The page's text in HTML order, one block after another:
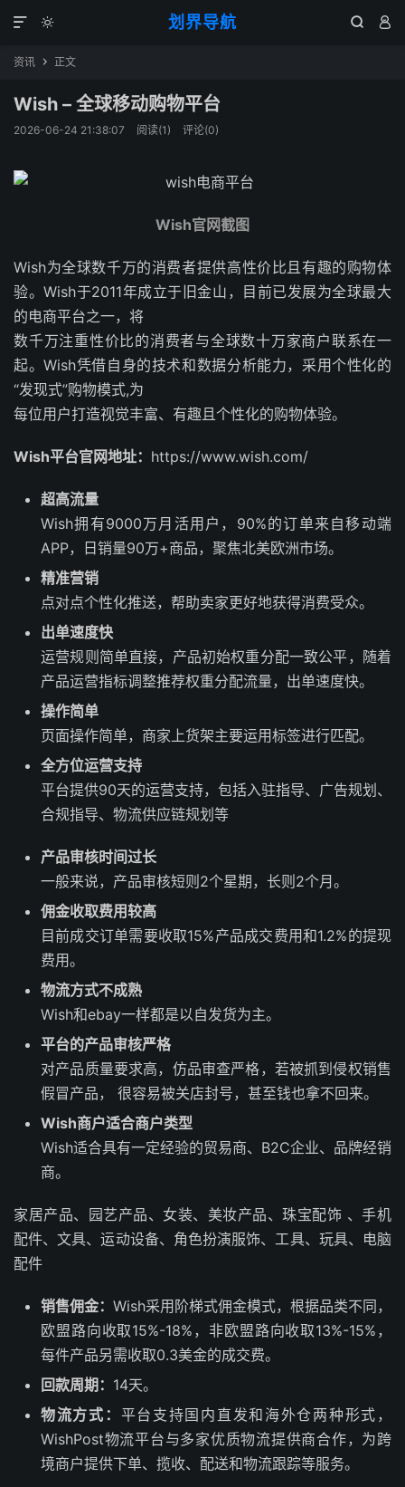
划界导航
  

资讯  正文
Wish – 全球移动购物平台
2026-06-24 21:38:07 阅读(1) 评论(0)
Wish官网截图
Wish为全球数千万的消费者提供高性价比且有趣的购物体
验。Wish于2011年成立于旧金山，目前已发展为全球最大
的电商平台之一，将
数千万注重性价比的消费者与全球数十万家商户联系在一
起。Wish凭借自身的技术和数据分析能力，采用个性化的
“发现式”购物模式,为
每位用户打造视觉丰富、有趣且个性化的购物体验。
Wish平台官网地址： https://www.wish.com/
超高流量
Wish拥有9000万月活用户，90%的订单来自移动端
APP，日销量90万+商品，聚焦北美欧洲市场。
精准营销
点对点个性化推送，帮助卖家更好地获得消费受众。
出单速度快
运营规则简单直接，产品初始权重分配一致公平，随着
产品运营指标调整推荐权重分配流量，出单速度快。
操作简单
页面操作简单，商家上货架主要运用标签进行匹配。
全方位运营支持
平台提供90天的运营支持，包括入驻指导、广告规划、
合规指导、物流供应链规划等
产品审核时间过长
一般来说，产品审核短则2个星期，长则2个月。
佣金收取费用较高
目前成交订单需要收取15%产品成交费用和1.2%的提现
费用。
物流方式不成熟
Wish和ebay一样都是以自发货为主。
平台的产品审核严格
对产品质量要求高，仿品审查严格，若被抓到侵权销售
假冒产品， 很容易被关店封号，甚至钱也拿不回来。
Wish商户适合商户类型
Wish适合具有一定经验的贸易商、B2C企业、品牌经销
商。
家居产品、园艺产品、女装、美妆产品、珠宝配饰 、手机
配件、文具、运动设备、角色扮演服饰、工具、玩具、电脑
配件
销售佣金： Wish采用阶梯式佣金模式，根据品类不同，
欧盟路向收取15%-18%，非欧盟路向收取13%-15%，
每件产品另需收取0.3美金的成交费。
回款周期： 14天。
物流方式： 平台支持国内直发和海外仓两种形式，
WishPost物流平台与多家优质物流提供商合作，为跨
境商户提供下单、揽收、配送和物流跟踪等服务。